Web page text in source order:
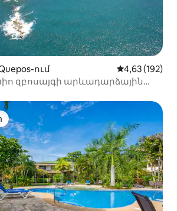
ում Միջին
4,63 (192)
զբոսայգի արևադարձային